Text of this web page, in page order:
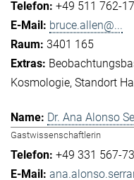
+49 511 762-
bruce.allen@...
3401 165
Kosmologie Standort
Dr. Ana Alonso
Gastwissenschaftlerin
+49 331 567-